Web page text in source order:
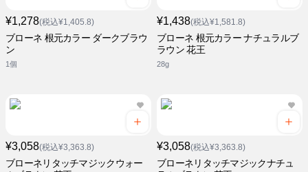
¥1,278(税込¥1,405.8)
ブローネ 根元カラー ダークブラウ
ン
1個
¥1,438(税込¥1,581.8)
ブローネ 根元カラー ナチュラルブ
ラウン 花王
28g
¥3,058(税込¥3,363.8)
ブローネリタッチマジックウォー
¥3,058(税込¥3,363.8)
ブローネリタッチマジックナチュ